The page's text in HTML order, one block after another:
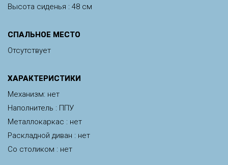
Высота сиденья : 48 см
СПАЛЬНОЕ МЕСТО
Отсутствует
ХАРАКТЕРИСТИКИ
Механизм: нет
Наполнитель : ППУ
Металлокаркас : нет
Раскладной диван : нет
Со столиком : нет